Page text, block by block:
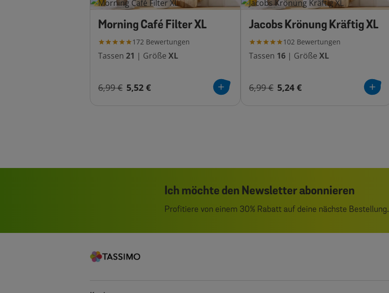
Morning Café Filter XL
172 Bewertungen
Tassen 21 | Größe XL
6,99 € 5,52 €
Jacobs Krönung Kräftig XL
102 Bewertungen
Tassen 16 | Größe XL
6,99 € 5,24 €
Ich möchte den Newsletter abonnieren
Profitiere von einem 30% Rabatt auf deine nächste Bestellung.